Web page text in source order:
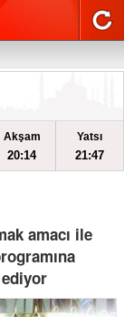
Akşam
20:14
Yatsı
21:47
amacı ile